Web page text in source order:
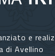
e
di Avellino